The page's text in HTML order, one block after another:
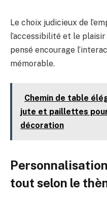
Le choix judicieux de
l’accessibilité et le
pensé encourage
mémorable.
Chemin de table
jute et paillettes
décoration
tout selon le